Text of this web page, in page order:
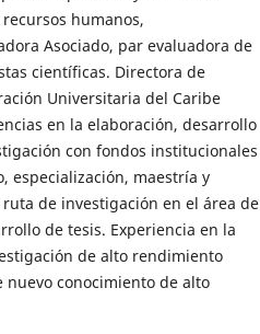
humanos,
Asociado, par evaluadora de
científicas. Directora de
Universitaria del Caribe
en la elaboración, desarrollo
con fondos institucionales
especialización, maestría y
de investigación en el área de
de tesis. Experiencia en la
de alto rendimiento
conocimiento de alto